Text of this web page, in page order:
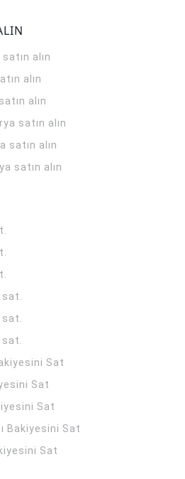
alın
alın
alın
satın alın
satın alın
satın alın
Sat
Sat
Sat
Bakiyesini Sat
Sat